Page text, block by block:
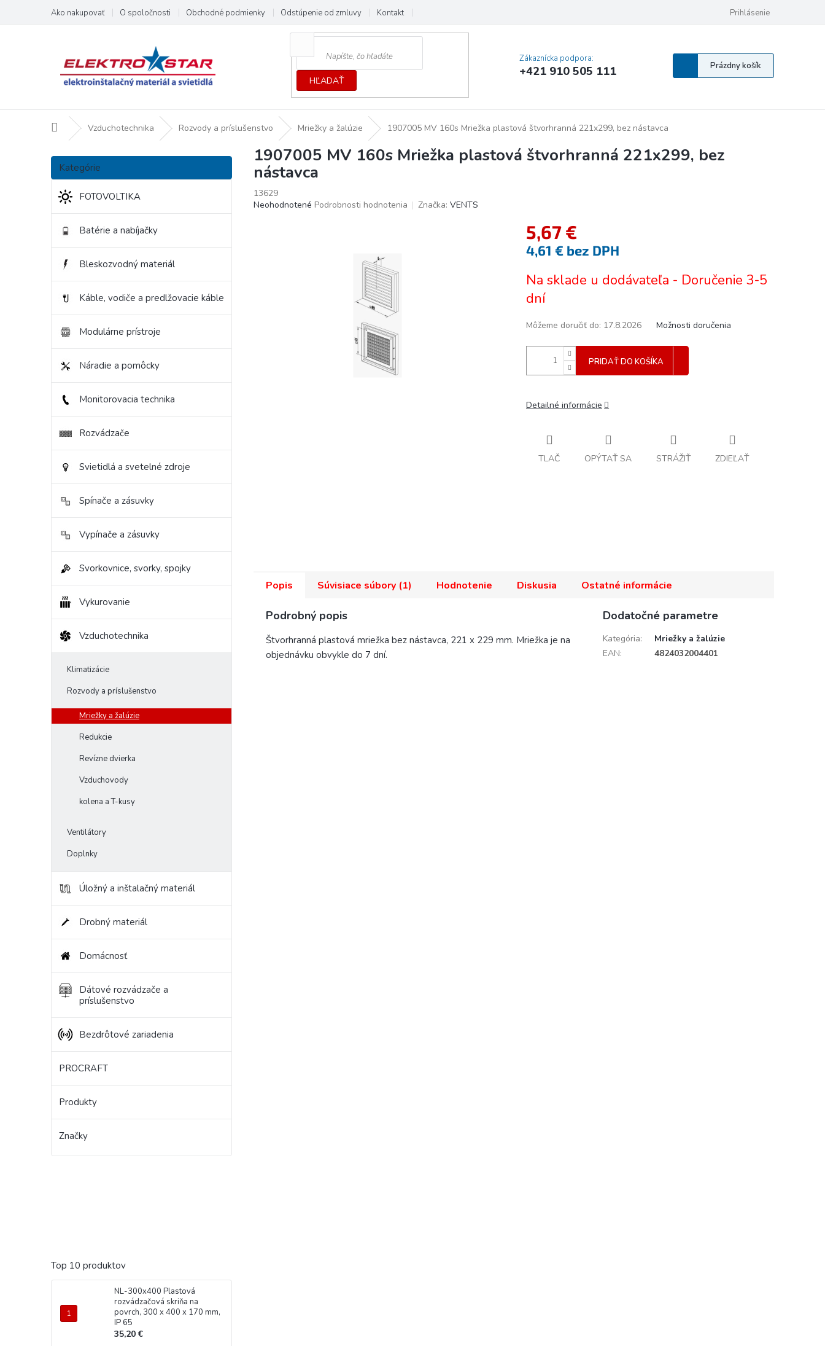
obsah
Ako nakupovať O spoločnosti Obchodné podmienky Odstúpenie od zmluvy Kontakt Vyhlásenie o prístupnosti
Prihlásenie
HĽADAŤ
Zákaznícka podpora:
+421 910 505 111
Nákupný
košík
Prázdny košík
DomovVzduchotechnika Rozvody a príslušenstvo Mriežky a žalúzie 1907005 MV 160s Mriežka plastová štvorhranná 221x299, bez nástavca
B
č
n
Preskočiť
kategórie
Kategórie
FOTOVOLTIKA
Batérie a nabíjačky
Bleskozvodný materiál
Káble, vodiče a predlžovacie káble
Modulárne prístroje
Náradie a pomôcky
Monitorovacia technika
Rozvádzače
Svietidlá a svetelné zdroje
Spínače a zásuvky
Vypínače a zásuvky
Svorkovnice, svorky, spojky
Vykurovanie
Vzduchotechnika
Klimatizácie
Rozvody a príslušenstvo
Mriežky a žalúzie
Redukcie
Revízne dvierka
Vzduchovody
kolena a T-kusy
Ventilátory
Doplnky
Úložný a inštalačný materiál
Drobný materiál
Domácnosť
Dátové rozvádzače a
príslušenstvo
Bezdrôtové zariadenia
PROCRAFT
Produkty
Značky
Top 10 produktov
NL-300x400 Plastová
rozvádzačová skriňa na
povrch, 300 x 400 x 170 mm,
IP 65
35,20 €
1907005 MV 160s Mriežka plastová štvorhranná 221x299, bez
nástavca
13629
Priemerné
Neohodnotené Podrobnosti hodnotenia Značka: VENTS
5,67 €
4,61 € bez DPH
cena:
Na sklade u dodávateľa - Doručenie 3-5
dní
Môžeme doručiť do: 17.8.2026 Možnosti doručenia
PRIDAŤ DO KOŠÍKA
Detailné informácie
TLAČ OPÝTAŤ SA STRÁŽIŤ ZDIEĽAŤ
Popis Súvisiace súbory (1) Hodnotenie Diskusia Ostatné informácie
Podrobný popis
Štvorhranná plastová mriežka bez nástavca, 221 x 229 mm. Mriežka je na
objednávku obvykle do 7 dní.
Dodatočné parametre
Kategória:
Mriežky a žalúzie
EAN: 4824032004401